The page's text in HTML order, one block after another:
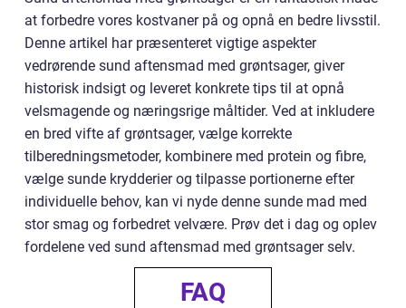
at forbedre vores kostvaner på og opnå en bedre livsstil.
Denne artikel har præsenteret vigtige aspekter
vedrørende sund aftensmad med grøntsager, giver
historisk indsigt og leveret konkrete tips til at opnå
velsmagende og næringsrige måltider. Ved at inkludere
en bred vifte af grøntsager, vælge korrekte
tilberedningsmetoder, kombinere med protein og fibre,
vælge sunde krydderier og tilpasse portionerne efter
individuelle behov, kan vi nyde denne sunde mad med
stor smag og forbedret velvære. Prøv det i dag og oplev
fordelene ved sund aftensmad med grøntsager selv.
FAQ